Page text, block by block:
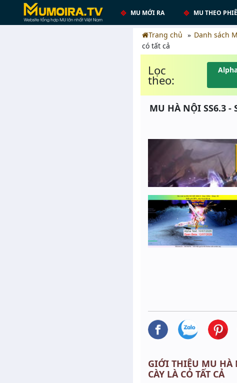
MU MỚI RA MU THEO
Trang chủ Danh sách
có tất cả
Lọc
theo:
MU HÀ NỘI SS6.3 -
GIỚI THIỆU MU HÀ
CÀY LÀ CÓ TẤT CẢ